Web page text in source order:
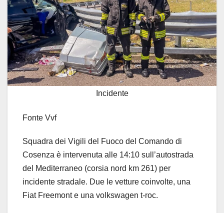
Incidente
Fonte Vvf
Squadra dei Vigili del Fuoco del Comando di
Cosenza è intervenuta alle 14:10 sull’autostrada
del Mediterraneo (corsia nord km 261) per
incidente stradale. Due le vetture coinvolte, una
Fiat Freemont e una volkswagen t-roc.